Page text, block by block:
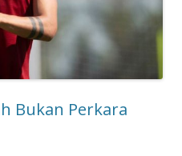
Bukan Perkara